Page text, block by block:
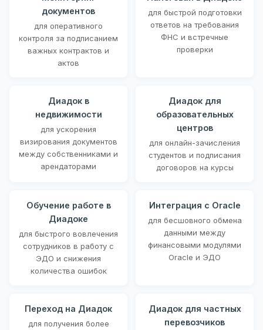
документов
для оперативного
контроля за подписанием
важных контрактов и
актов
для быстрой подготовки
ответов на требования
ФНС и встречные
проверки
Диадок в
недвижимости
для ускорения
визирования документов
между собственниками и
арендаторами
Диадок для
образовательных
центров
для онлайн-зачисления
студентов и подписания
договоров на курсы
Обучение работе в
Диадоке
для быстрого вовлечения
сотрудников в работу с
ЭДО и снижения
количества ошибок
Интеграция с Oracle
для бесшовного обмена
данными между
финансовыми модулями
Oracle и ЭДО
Переход на Диадок
для получения более
Диадок для частных
перевозчиков